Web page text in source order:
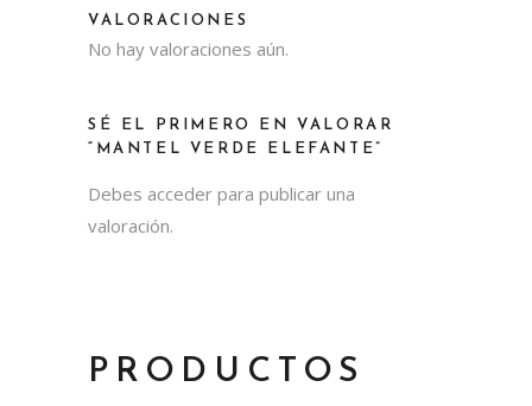
VALORACIONES
No hay valoraciones aún.
SÉ EL PRIMERO EN VALORAR
“MANTEL VERDE ELEFANTE”
Debes acceder para publicar una
valoración.
PRODUCTOS